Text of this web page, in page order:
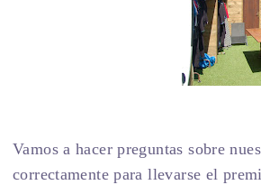
Vamos a hacer preguntas sobre
correctamente para llevarse el